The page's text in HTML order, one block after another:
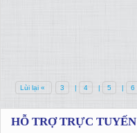
Lùi lại « 3 | 4 | 5 | 6
HỖ TRỢ TRỰC TUYẾN